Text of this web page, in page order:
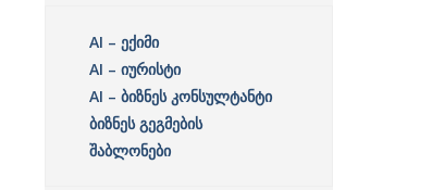
AI – ექიმი
AI – იურისტი
AI – ბიზნეს კონსულტანტი
ბიზნეს გეგმების
შაბლონები